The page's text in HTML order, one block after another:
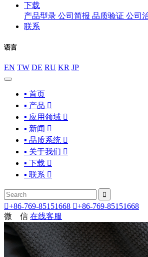
下载
产品型录 公司简报 品质验证 公司
联系
语言
EN TW DE RU KR JP
▪ 首页
▪ 产品 
▪ 应用领域 
▪ 新闻 
▪ 品质系统 
▪ 关于我们 
▪ 下载 
▪ 联系 

+86-769-85151668 +86-769-85151668
微 信 在线客服